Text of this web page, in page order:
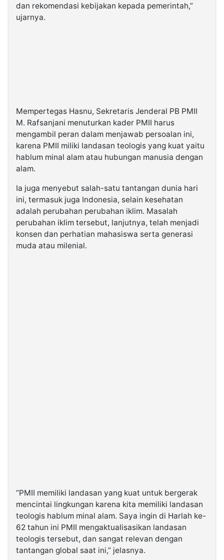
dan rekomendasi kebijakan kepada pemerintah,”
ujarnya.
Mempertegas Hasnu, Sekretaris Jenderal PB PMII
M. Rafsanjani menuturkan kader PMII harus
mengambil peran dalam menjawab persoalan ini,
karena PMII miliki landasan teologis yang kuat yaitu
hablum minal alam atau hubungan manusia dengan
alam.
Ia juga menyebut salah-satu tantangan dunia hari
ini, termasuk juga Indonesia, selain kesehatan
adalah perubahan perubahan iklim. Masalah
perubahan iklim tersebut, lanjutnya, telah menjadi
konsen dan perhatian mahasiswa serta generasi
muda atau milenial.
“PMII memiliki landasan yang kuat untuk bergerak
mencintai lingkungan karena kita memiliki landasan
teologis hablum minal alam. Saya ingin di Harlah ke-
62 tahun ini PMII mengaktualisasikan landasan
teologis tersebut, dan sangat relevan dengan
tantangan global saat ini,” jelasnya.